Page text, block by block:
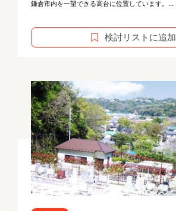
鎌倉市内を一望できる高台に位置しています。...
検討リストに追加